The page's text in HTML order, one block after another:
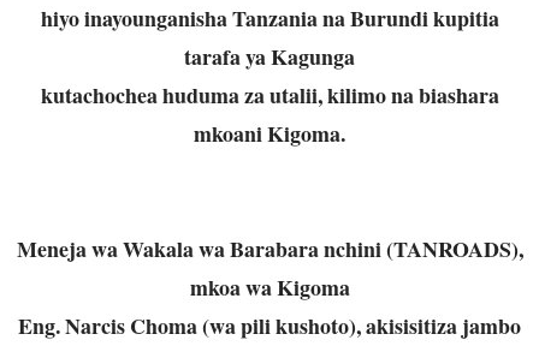
hiyo inayounganisha Tanzania na Burundi kupitia
tarafa ya Kagunga
kutachochea huduma za utalii, kilimo na biashara
mkoani Kigoma.
Meneja wa Wakala wa Barabara nchini (TANROADS),
mkoa wa Kigoma
Eng. Narcis Choma (wa pili kushoto), akisisitiza jambo